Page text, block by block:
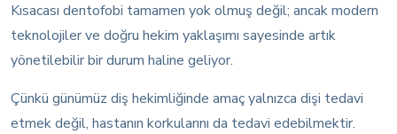
Kısacası dentofobi tamamen yok olmuş değil; ancak modern
teknolojiler ve doğru hekim yaklaşımı sayesinde artık
yönetilebilir bir durum haline geliyor.
Çünkü günümüz diş hekimliğinde amaç yalnızca dişi tedavi
etmek değil, hastanın korkularını da tedavi edebilmektir.